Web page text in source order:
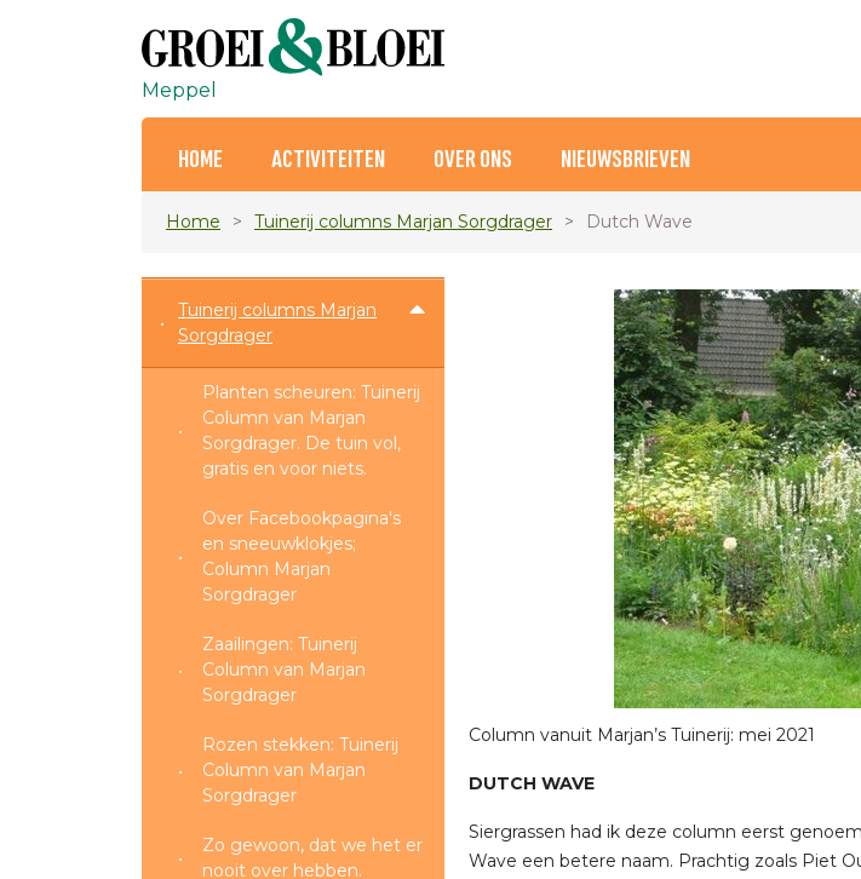
Meppel
HOME ACTIVITEITEN OVER ONS NIEUWSBRIEVEN
Home Tuinerij columns Marjan Sorgdrager Dutch Wave
Tuinerij columns Marjan
Sorgdrager
Planten scheuren: Tuinerij
Column van Marjan
Sorgdrager. De tuin vol,
gratis en voor niets.
Over Facebookpagina's
en sneeuwklokjes;
Column Marjan
Sorgdrager
Zaailingen: Tuinerij
Column van Marjan
Sorgdrager
Rozen stekken: Tuinerij
Column van Marjan
Sorgdrager
Zo gewoon, dat we het er
nooit over hebben.
Column vanuit Marjan’s Tuinerij: mei 2021
DUTCH WAVE
Siergrassen had ik deze column eerst
Wave een betere naam. Prachtig zoals Piet